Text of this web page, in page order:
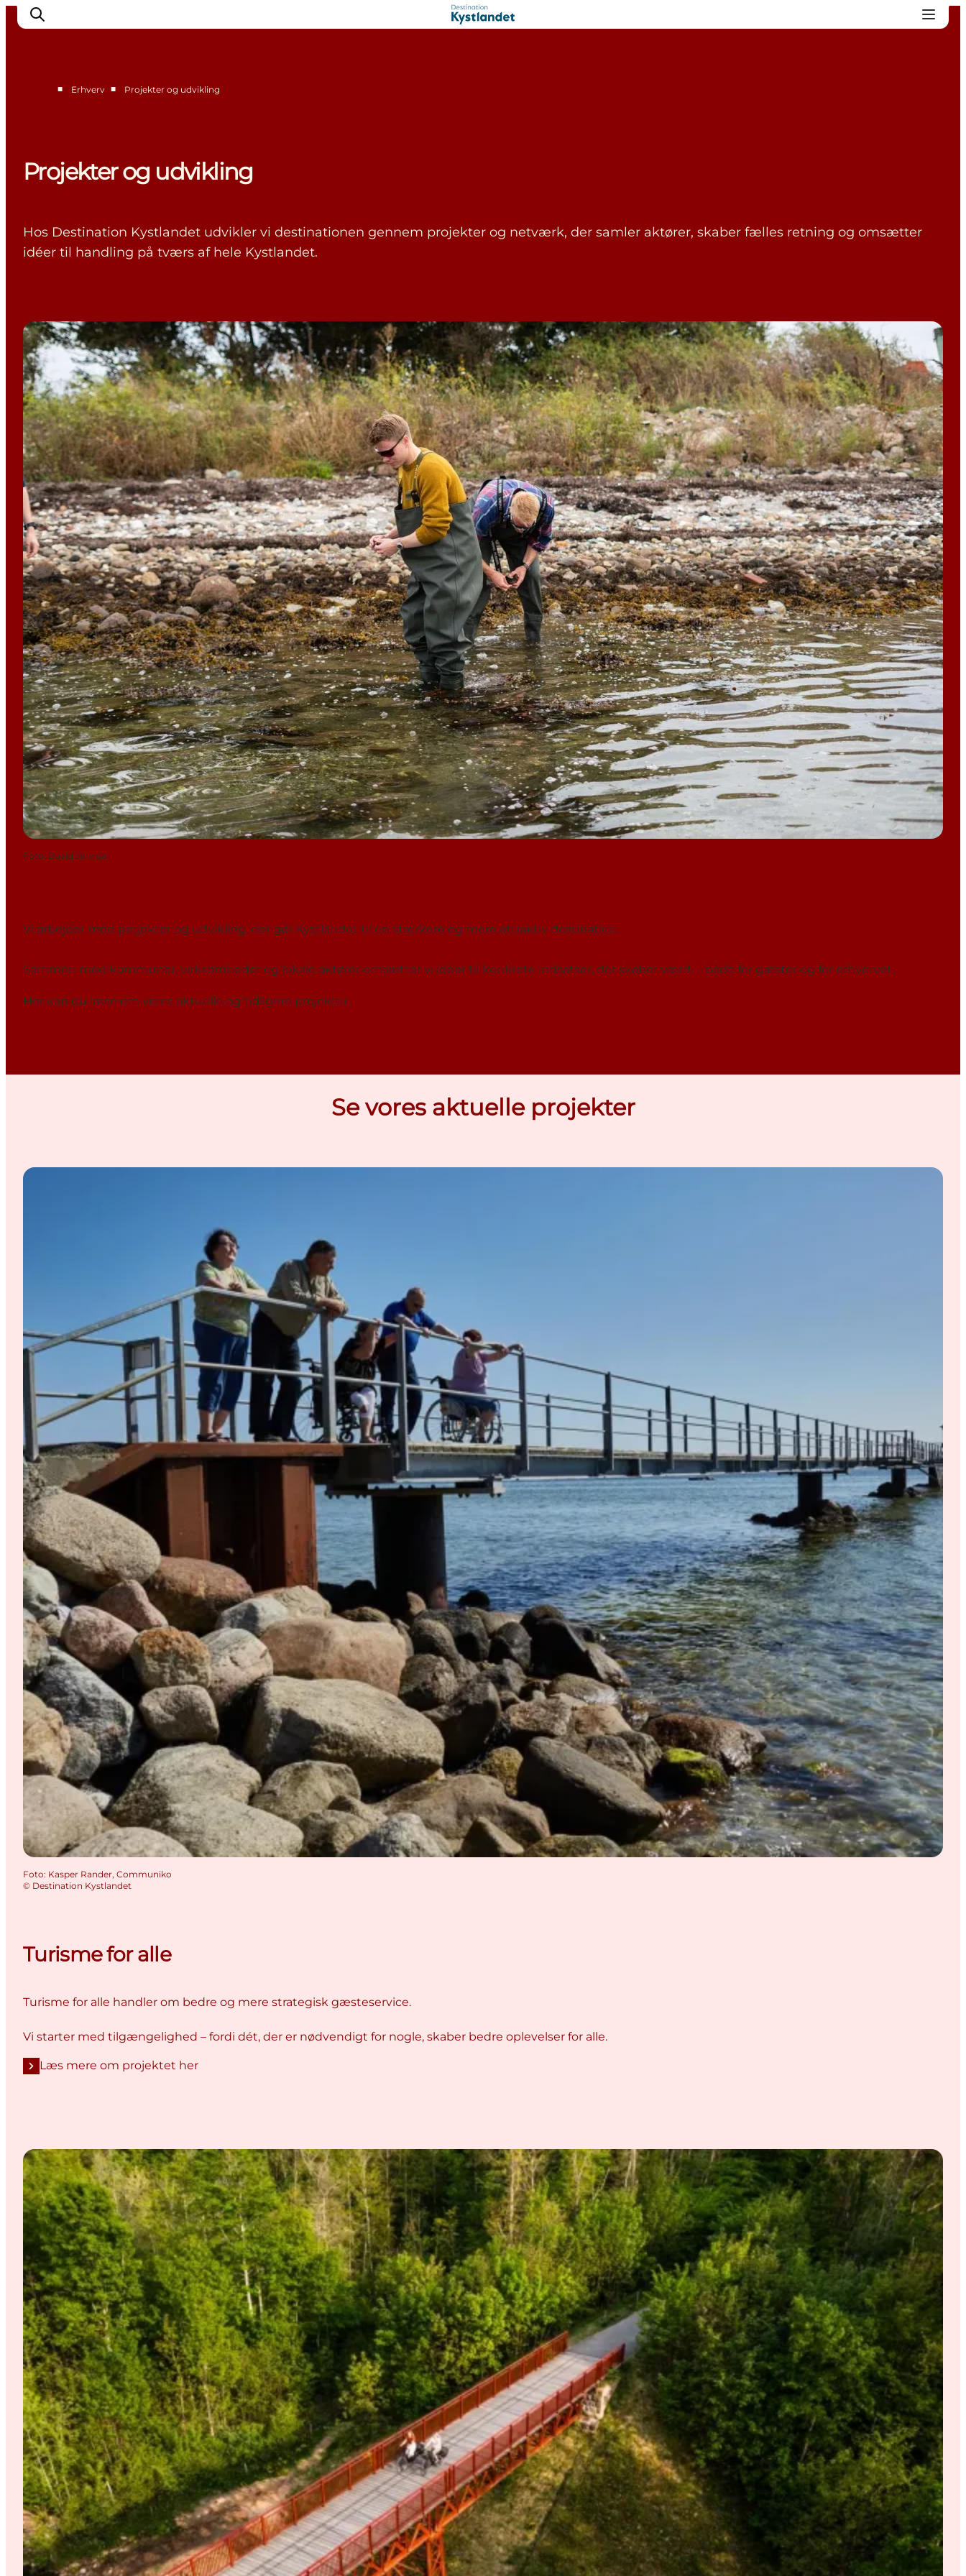
Nyheder
For partnere
Kontakt
■ Erhverv ■ Projekter og udvikling
Projekter og udvikling
Hos Destination Kystlandet udvikler vi destinationen gennem projekter og netværk, der samler aktører, skaber fælles retning og omsætter
idéer til handling på tværs af hele Kystlandet.
Foto: David Jervidal
Vi arbejder med projekter og udvikling, der gør Kystlandet til en stærkere og mere attraktiv destination.
Sammen med kommuner, virksomheder og lokale aktører omsætter vi idéer til konkrete indsatser, der skaber værdi – både for gæster og for erhvervet.
Her kan du læse om vores aktuelle og tidligere projekter.
Se vores aktuelle projekter
Foto: Kasper Rander, Communiko
© Destination Kystlandet
Turisme for alle
Turisme for alle handler om bedre og mere strategisk gæsteservice.
Vi starter med tilgængelighed – fordi dét, der er nødvendigt for nogle, skaber bedre oplevelser for alle.
Læs mere om projektet her